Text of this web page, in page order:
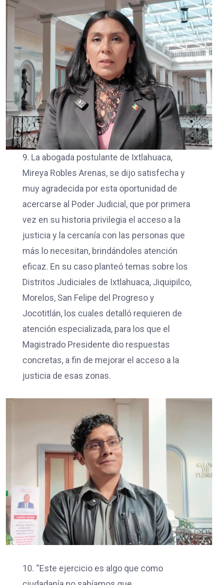
9. La abogada postulante de Ixtlahuaca,
Mireya Robles Arenas, se dijo satisfecha y
muy agradecida por esta oportunidad de
acercarse al Poder Judicial, que por primera
vez en su historia privilegia el acceso a la
justicia y la cercanía con las personas que
más lo necesitan, brindándoles atención
eficaz. En su caso planteó temas sobre los
Distritos Judiciales de Ixtlahuaca, Jiquipilco,
Morelos, San Felipe del Progreso y
Jocotitlán, los cuales detalló requieren de
atención especializada, para los que el
Magistrado Presidente dio respuestas
concretas, a fin de mejorar el acceso a la
justicia de esas zonas.
10. “Este ejercicio es algo que como